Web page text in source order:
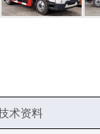
光伏清洗车
术资料